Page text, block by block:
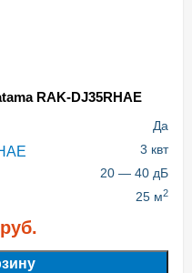
RAK-DJ35RHAE
Да
3 квт
20 — 40 дБ
25 м2
руб.